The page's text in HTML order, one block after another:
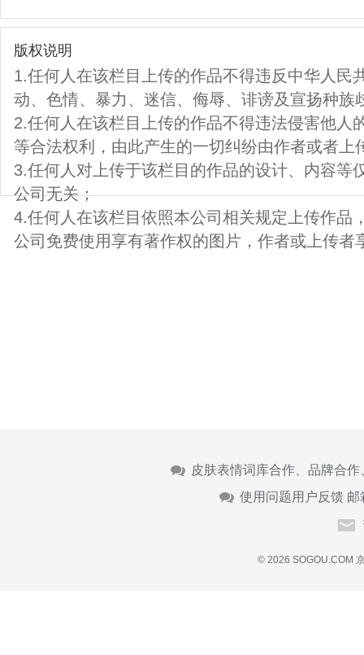
版权说明
1.任何人在该栏目上传的作品不得违反中华人民
动、色情、暴力、迷信、侮辱、诽谤及宣扬种族
2.任何人在该栏目上传的作品不得违法侵害他人
等合法权利，由此产生的一切纠纷由作者或者上
3.任何人对上传于该栏目的作品的设计、内容等
公司无关；
4.任何人在该栏目依照本公司相关规定上传作品
公司免费使用享有著作权的图片，作者或上传者
皮肤表情词库合作、品牌合
使用问题用户反馈 邮
© 2026 SOGOU.COM